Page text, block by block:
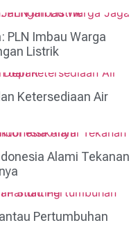
PLN Imbau Warga
Listrik
Ketersediaan Air
Alami Tekanan
Pertumbuhan